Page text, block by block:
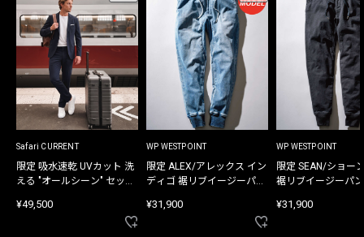
Safari CURRENT
限定 吸水速乾 UVカット 洗
える "オールシーン" セット
¥49,500
WP WESTPOINT
限定 ALEX/アレックス イン
ディゴ 裾リブイージーパン
¥31,900
WP WESTPOINT
限定 SEAN/ショー
裾リブイージーパ
¥31,900